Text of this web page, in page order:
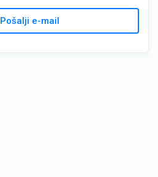
Pošalji e-mail